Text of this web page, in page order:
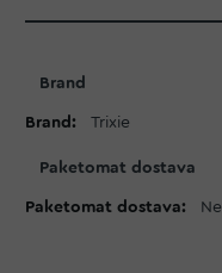
informacija
Brand
Trixie
Paketomat dostava
Ne